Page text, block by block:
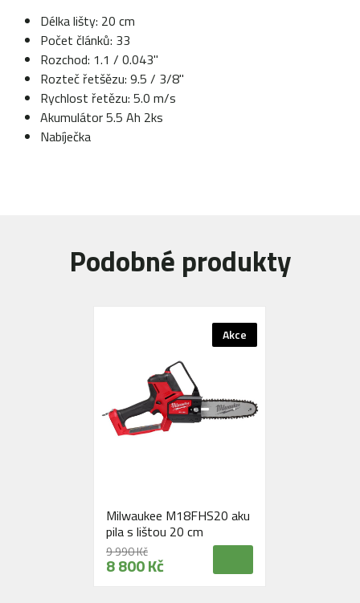
Délka lišty: 20 cm
Počet článků: 33
Rozchod: 1.1 / 0.043"
Rozteč řetšězu: 9.5 / 3/8"
Rychlost řetězu: 5.0 m/s
Akumulátor 5.5 Ah 2ks
Nabíječka
Podobné produkty
Akce
Milwaukee M18FHS20 aku
pila s lištou 20 cm
9 990 Kč
8 800 Kč